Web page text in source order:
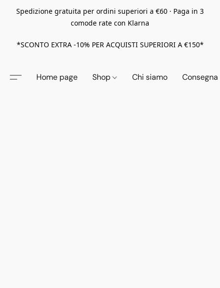
Spedizione gratuita per ordini superiori a €60 · Paga in 3
comode rate con Klarna
*SCONTO EXTRA -10% PER ACQUISTI SUPERIORI A €150*
Home page Shop Chi siamo Consegna